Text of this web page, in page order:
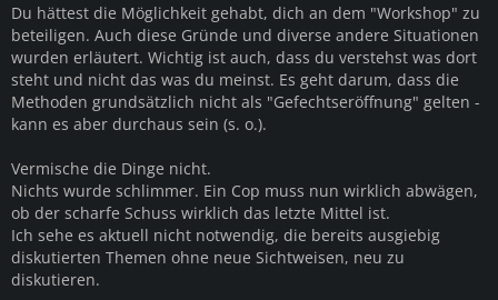
Du hättest die Möglichkeit gehabt, dich an dem "Workshop" zu
beteiligen. Auch diese Gründe und diverse andere Situationen
wurden erläutert. Wichtig ist auch, dass du verstehst was dort
steht und nicht das was du meinst. Es geht darum, dass die
Methoden grundsätzlich nicht als "Gefechtseröffnung" gelten -
kann es aber durchaus sein (s. o.).
Vermische die Dinge nicht.
Nichts wurde schlimmer. Ein Cop muss nun wirklich abwägen,
ob der scharfe Schuss wirklich das letzte Mittel ist.
Ich sehe es aktuell nicht notwendig, die bereits ausgiebig
diskutierten Themen ohne neue Sichtweisen, neu zu
diskutieren.